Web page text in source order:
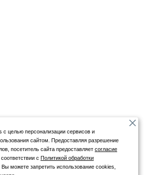
целью персонализации сервисов и
сайтом. Предоставляя разрешение
посетитель сайта предоставляетсогласие
сПолитикой обработки
. Вы можете запретить использование cookies,